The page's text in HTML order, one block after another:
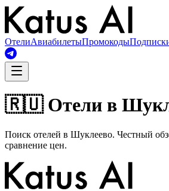
ОтелиАвиабилетыПромокоды
🇷🇺 Отели в
Поиск отелей в Шуклеево. Честный
сравнение цен.